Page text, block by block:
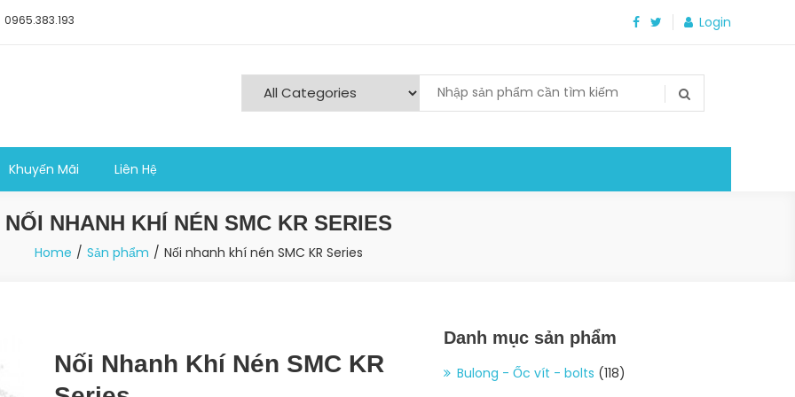
0965.383.193 Login
Khuyến Mãi Liên Hệ
NỐI NHANH KHÍ NÉN SMC KR SERIES
Home Sản phẩm Nối nhanh khí nén SMC KR Series
Nối Nhanh Khí Nén SMC KR
Danh mục sản phẩm
Bulong - Ốc vít - bolts (118)